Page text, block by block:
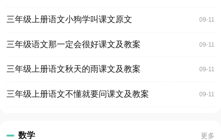
三年级上册语文小狗学叫课文原文 09-11
三年级语文那一定会很好课文及教案 09-11
三年级上册语文秋天的雨课文及教案 09-11
三年级上册语文不懂就要问课文及教案 09-11
数学 更多